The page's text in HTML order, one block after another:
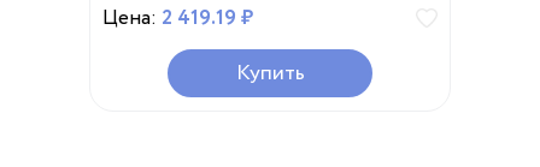
держатель для гравировального
станка, токарного станка,
пружинный патрон с ЧПУ
Цена: 2 419.19 ₽
Купить